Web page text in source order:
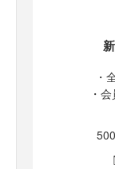
・
・